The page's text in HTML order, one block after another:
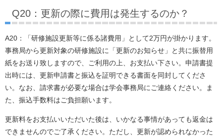
Q20：更新の際に費用は発生するのか？
A20：「研修施設更新等に係る諸費用」として2万円が掛かります。
事務局から更新対象の研修施設に「更新のお知らせ」と共に振替用
紙をお送り致しますので、ご利用の上、お支払い下さい。申請書提
出時には、更新申請書と振込を証明できる書面を同封してくださ
い。なお、請求書が必要な場合は学会事務局にご連絡ください。ま
た、振込手数料はご負担願います。
更新料をお支払いいただいた後は、いかなる事情があっても返金は
できませんのでご了承ください。ただし、更新が認められなかった